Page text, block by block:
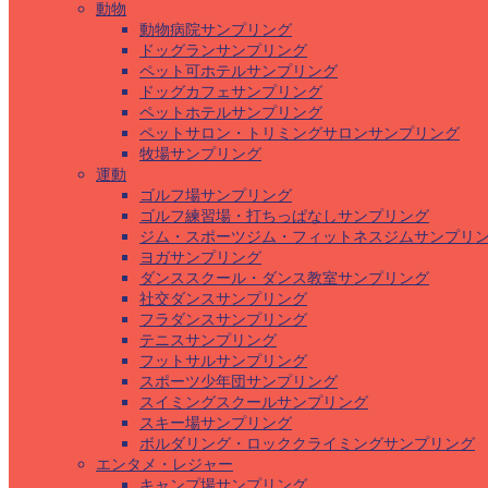
動物
動物病院サンプリング
ドッグランサンプリング
ペット可ホテルサンプリング
ドッグカフェサンプリング
ペットホテルサンプリング
ペットサロン・トリミングサロンサンプリング
牧場サンプリング
運動
ゴルフ場サンプリング
ゴルフ練習場・打ちっぱなしサンプリング
ジム・スポーツジム・フィットネスジムサンプリ
ヨガサンプリング
ダンススクール・ダンス教室サンプリング
社交ダンスサンプリング
フラダンスサンプリング
テニスサンプリング
フットサルサンプリング
スポーツ少年団サンプリング
スイミングスクールサンプリング
スキー場サンプリング
ボルダリング・ロッククライミングサンプリング
エンタメ・レジャー